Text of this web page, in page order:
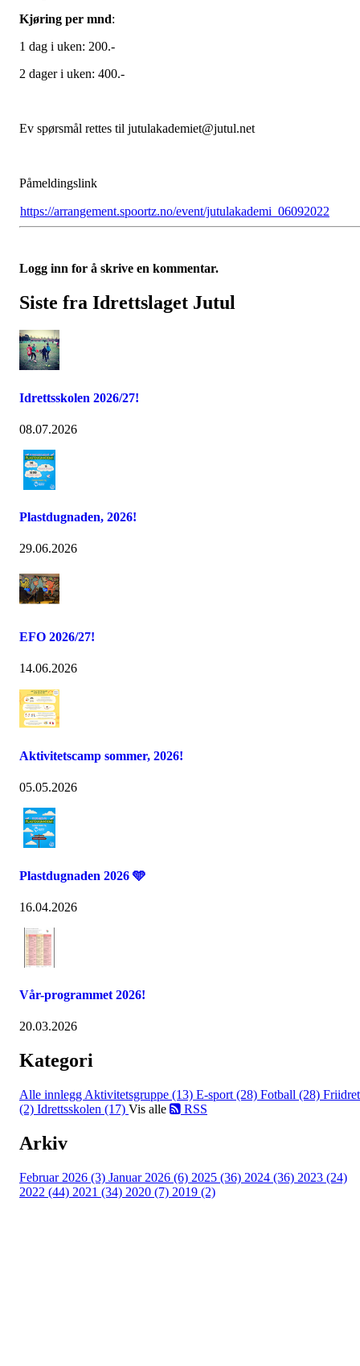
Kjøring per mnd:
1 dag i uken: 200.-
2 dager i uken: 400.-
Ev spørsmål rettes til jutulakademiet@jutul.net
Påmeldingslink
https://arrangement.spoortz.no/event/jutulakademi_06092022
Logg inn for å skrive en kommentar.
Siste fra Idrettslaget Jutul
Idrettsskolen 2026/27!
08.07.2026
Plastdugnaden, 2026!
29.06.2026
EFO 2026/27!
14.06.2026
Aktivitetscamp sommer, 2026!
05.05.2026
Plastdugnaden 2026 🩵
16.04.2026
Vår-programmet 2026!
20.03.2026
Kategori
Alle innlegg Aktivitetsgruppe (13) E-sport (28) Fotball (28)
(2) Idrettsskolen (17) Vis alle RSS
Arkiv
Februar 2026 (3) Januar 2026 (6) 2025 (36) 2024 (36) 2023 (24)
2022 (44) 2021 (34) 2020 (7) 2019 (2)